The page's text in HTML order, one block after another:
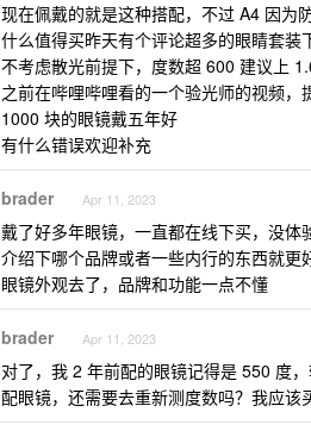
现在佩戴的就是这种搭配，不过 A4 因为
什么值得买昨天有个评论超多的眼睛套装
不考虑散光前提下，度数超 600 建议上
之前在哔哩哔哩看的一个验光师的视频
1000 块的眼镜戴五年好
有什么错误欢迎补充
brader Apr 11, 2023
戴了好多年眼镜，一直都在线下买，没
介绍下哪个品牌或者一些内行的东西就
眼镜外观去了，品牌和功能一点不懂
brader Apr 11, 2023
对了，我 2 年前配的眼镜记得是 550 度
配眼镜，还需要去重新测度数吗？我应该